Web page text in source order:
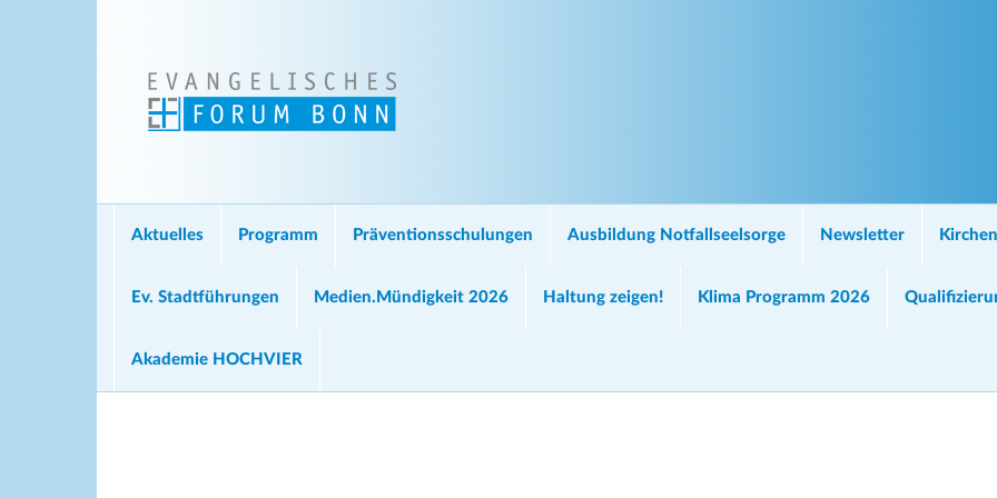
Aktuelles Programm Präventionsschulungen Ausbildung Notfallseelsorge Newsletter
Ev. Stadtführungen Medien.Mündigkeit 2026 Haltung zeigen! Klima Programm 2026
Akademie HOCHVIER